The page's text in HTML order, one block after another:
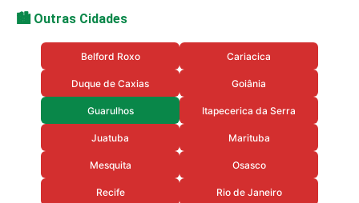
🏙️ Outras Cidades
Belford Roxo Cariacica
Duque de Caxias Goiânia
Guarulhos Itapecerica da Serra
Juatuba Marituba
Mesquita Osasco
Recife Rio de Janeiro